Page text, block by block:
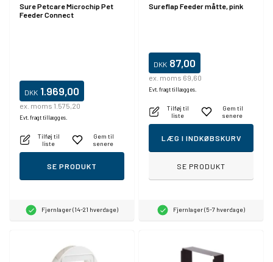
Sure Petcare Microchip Pet
Feeder Connect
DKK 1.969,00
ex. moms 1.575,20
Evt. fragt tillægges.
Tilføj til
liste
Gem til
senere
SE PRODUKT
Fjernlager (14-21 hverdage)
Sureflap Feeder måtte, pink
DKK 87,00
ex. moms 69,60
Evt. fragt tillægges.
Tilføj til
liste
Gem til
senere
LÆG I INDKØBSKURV
SE PRODUKT
Fjernlager (5-7 hverdage)